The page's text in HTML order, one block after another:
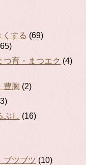
くする (69)
つ育・まつエク (4)
豊胸 (2)
ぶし (16)
ブツブツ (10)